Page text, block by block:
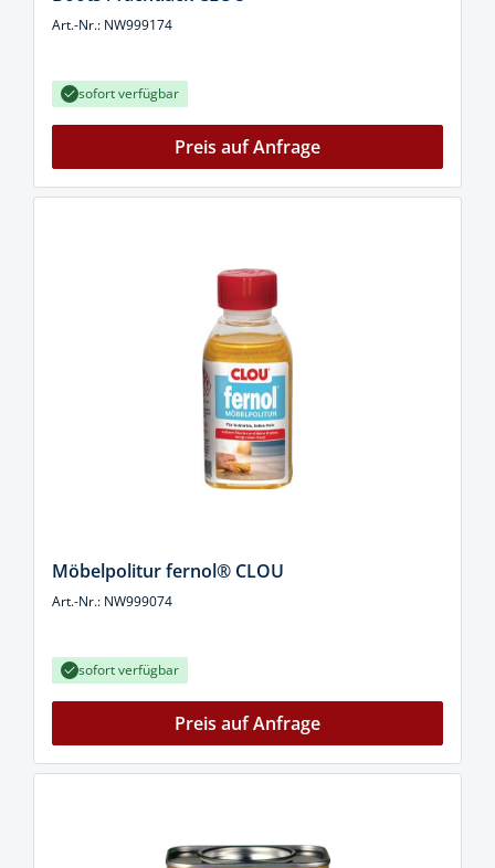
Art.-Nr.: NW999174
sofort verfügbar
Preis auf Anfrage
Möbelpolitur fernol® CLOU
Art.-Nr.: NW999074
sofort verfügbar
Preis auf Anfrage